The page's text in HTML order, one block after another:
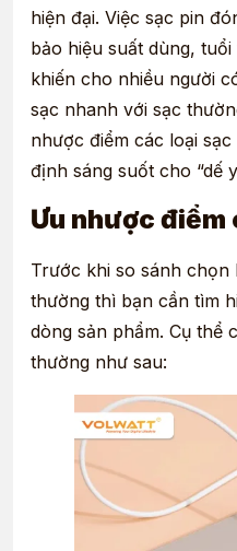
hiện đại. Việc sạc pin
bảo hiệu suất dùng,
khiến cho nhiều người
sạc nhanh với sạc
nhược điểm các loại
định sáng suốt cho “dế
Ưu nhược
Trước khi so sánh chọn
thường thì bạn cần tìm
dòng sản phẩm. Cụ thể
thường như sau: